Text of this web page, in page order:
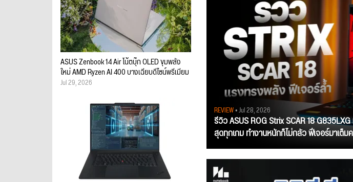
REVIEW• Jul 28, 2026
รีวิว ASUS ROG Strix SCAR 18
สุดทุกเกม ทำงานหนักก็ไม่กลัว ฟีเจอร์มาเต็ม
ASUS Zenbook 14 Air โน้ตบุ๊ก OLED ขุมพลัง
ใหม่ AMD Ryzen AI 400 บางเฉียบดีไซน์พรีเมียม
Jul 29, 2026